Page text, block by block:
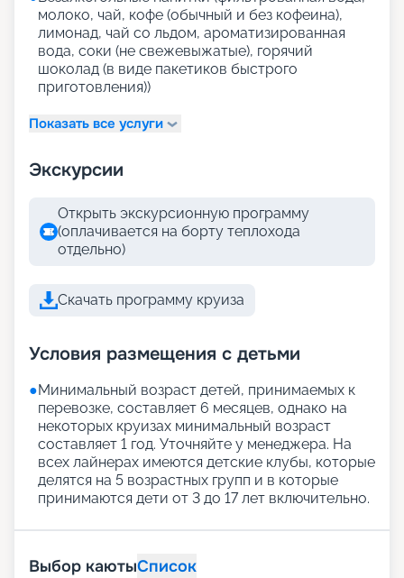
молоко, чай, кофе (обычный и без кофеина),
лимонад, чай со льдом, ароматизированная
вода, соки (не свежевыжатые), горячий
шоколад (в виде пакетиков быстрого
приготовления))
Показать все услуги
Экскурсии
Открыть экскурсионную программу
(оплачивается на борту теплохода
отдельно)
Скачать программу круиза
Условия размещения с детьми
●Минимальный возраст детей, принимаемых к
перевозке, составляет 6 месяцев, однако на
некоторых круизах минимальный возраст
составляет 1 год. Уточняйте у менеджера. На
всех лайнерах имеются детские клубы, которые
делятся на 5 возрастных групп и в которые
принимаются дети от 3 до 17 лет включительно.
Выбор каютыСписок